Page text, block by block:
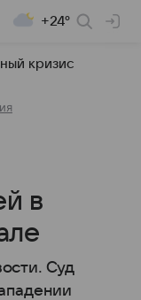
+24°
кризис
в
Суд